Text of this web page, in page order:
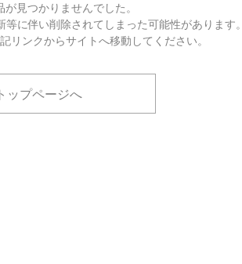
が見つかりませんでした。
に伴い削除されてしまった可能性があります。
リンクからサイトへ移動してください。
トップページへ